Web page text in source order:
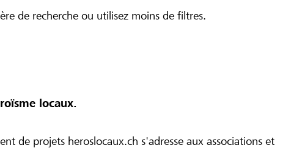
de recherche ou utilisez moins de filtres.
locaux.
de projets heroslocaux.ch s'adresse aux associations et